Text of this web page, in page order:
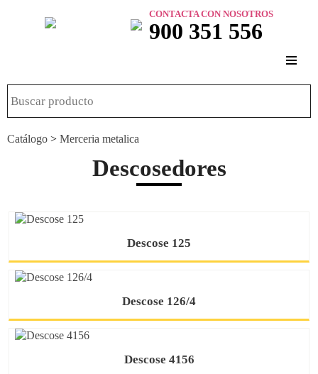
CONTACTA CON NOSOTROS
900 351 556
Catálogo > Merceria metalica
Descosedores
Descose 125
Descose 126/4
Descose 4156